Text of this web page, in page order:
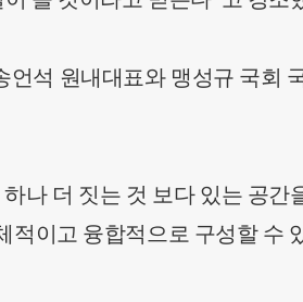
석 원내대표와 맹성규 국회
나 더 짓는 것 보다 있는 공간
적이고 융합적으로 구성할 수